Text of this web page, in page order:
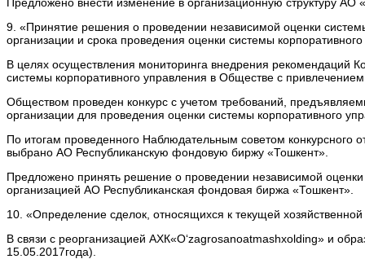
9. «Принятие решения о проведении независимой оценки
организации и срока проведения оценки системы
В целях осуществления мониторинга внедрения рекомендаций
системы корпоративного управления в Обществе с
Обществом проведен конкурс с учетом требований,
организации для проведения оценки системы корпоративного
По итогам проведенного Наблюдательным советом конкурсного
выбрано АО Республиканскую фондовую биржу «Тошкент».
Предложено принять решение о проведении независимой
организацией АО Республиканская фондовая биржа «Тошкент».
10. «Определение сделок, относящихся к текущей
В связи с реорганизацией АХК«O‘zagrosanoatmashxolding» и
15.05.2017года).